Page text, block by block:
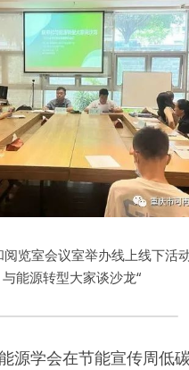
览室会议室举办线上线下活
与能源转型大家谈沙龙“
源学会在节能宣传周低